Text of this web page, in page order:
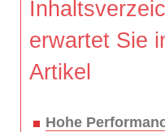
erwartet Sie
Artikel
Hohe